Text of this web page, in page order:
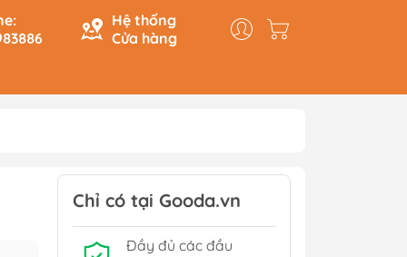
Hệ thống
Cửa hàng
Du Ký
Lịch Sử - Văn Hoá - Chính
Trị
Chỉ có tại Gooda.vn
Đầy đủ các đầu